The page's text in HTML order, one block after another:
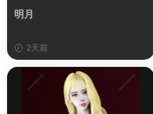
明月
2天前